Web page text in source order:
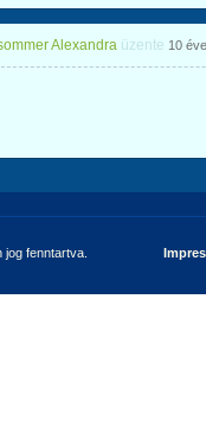
Alexandra üzente 10 éve
fenntartva.